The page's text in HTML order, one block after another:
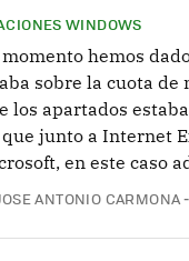
WINDOWS
hemos
sobre la cuota de
los apartados
que junto a Internet
en este caso
ANTONIO CARMONA